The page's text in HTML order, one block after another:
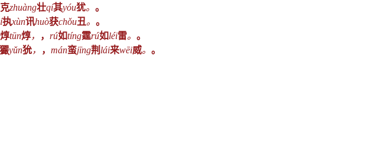
克zhuàng壮qí其yóu犹。 。
执xùn讯huò获chǒu丑。 。
焞tūn焞， ， rú如tíng霆rú如léi雷。 。
yǔn狁， ， mán蛮jīng荆 lái来wēi威。 。